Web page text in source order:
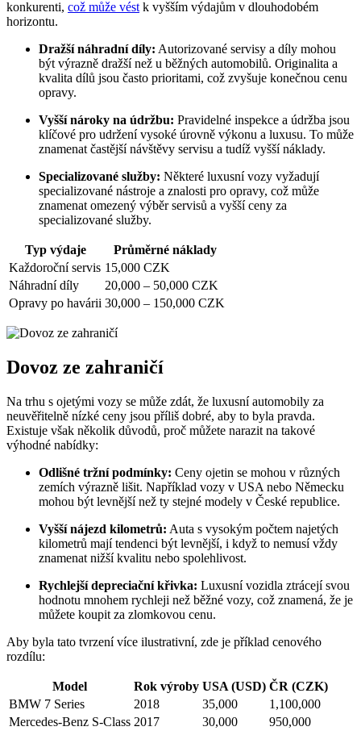
konkurenti, což může vést k vyšším výdajům v dlouhodobém
horizontu.
Dražší náhradní díly: Autorizované servisy a díly mohou
být výrazně dražší než u běžných automobilů. Originalita a
kvalita dílů jsou často prioritami, což zvyšuje konečnou cenu
opravy.
Vyšší nároky na údržbu: Pravidelné inspekce a údržba jsou
klíčové pro udržení vysoké úrovně výkonu a luxusu. To může
znamenat častější návštěvy servisu a tudíž vyšší náklady.
Specializované služby: Některé luxusní vozy vyžadují
specializované nástroje a znalosti pro opravy, což může
znamenat omezený výběr servisů a vyšší ceny za
specializované služby.
Typ výdaje
Průměrné náklady
Každoroční servis 15,000 CZK
Náhradní díly
20,000 – 50,000 CZK
Opravy po havárii 30,000 – 150,000 CZK
Dovoz ze zahraničí
Na trhu s ojetými vozy se může zdát, že luxusní automobily za
neuvěřitelně nízké ceny jsou příliš dobré, aby to byla pravda.
Existuje však několik důvodů, proč můžete narazit na takové
výhodné nabídky:
Odlišné tržní podmínky: Ceny ojetin se mohou v různých
zemích výrazně lišit. Například vozy v USA nebo Německu
mohou být levnější než ty stejné modely v České republice.
Vyšší nájezd kilometrů: Auta s vysokým počtem najetých
kilometrů mají tendenci být levnější, i když to nemusí vždy
znamenat nižší kvalitu nebo spolehlivost.
Rychlejší depreciační křivka: Luxusní vozidla ztrácejí svou
hodnotu mnohem rychleji než běžné vozy, což znamená, že je
můžete koupit za zlomkovou cenu.
Aby byla tato tvrzení více ilustrativní, zde je příklad cenového
rozdílu:
Model Rok výroby USA (USD) ČR (CZK)
BMW 7 Series
2018 35,000
1,100,000
Mercedes-Benz S-Class 2017 30,000 950,000